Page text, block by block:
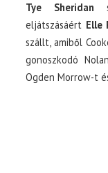
Tye Sheridan
eljátszásáért Elle
szállt, amiből
gonoszkodó
Ogden Morrow-t